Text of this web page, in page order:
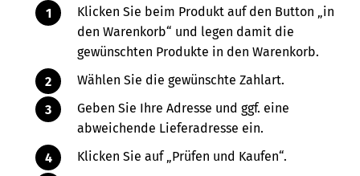
Buch
Klicken Sie beim Produkt auf den Button „in
den Warenkorb“ und legen damit die
gewünschten Produkte in den Warenkorb.
Wählen Sie die gewünschte Zahlart.
Geben Sie Ihre Adresse und ggf. eine
abweichende Lieferadresse ein.
Klicken Sie auf „Prüfen und Kaufen“.